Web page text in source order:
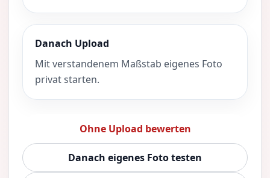
Danach Upload
Mit verstandenem Maßstab eigenes Foto
privat starten.
Ohne Upload bewerten
Danach eigenes Foto testen